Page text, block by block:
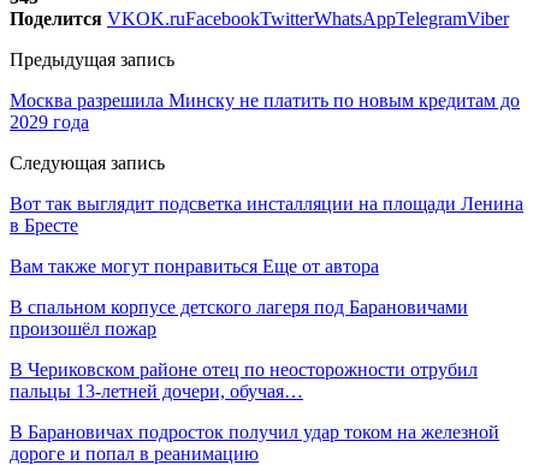
Поделится VKOK.ruFacebookTwitterWhatsAppTelegramViber
Предыдущая запись
Москва разрешила Минску не платить по новым кредитам до
2029 года
Следующая запись
Вот так выглядит подсветка инсталляции на площади Ленина
в Бресте
Вам также могут понравиться Еще от автора
В спальном корпусе детского лагеря под Барановичами
произошёл пожар
В Чериковском районе отец по неосторожности отрубил
пальцы 13-летней дочери, обучая…
В Барановичах подросток получил удар током на железной
дороге и попал в реанимацию